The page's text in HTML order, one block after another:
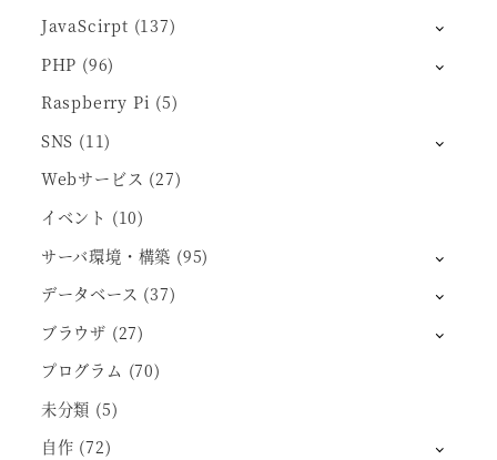
JavaScirpt (137)
PHP (96)
Raspberry Pi (5)
SNS (11)
Webサービス (27)
イベント (10)
サーバ環境・構築 (95)
データベース (37)
ブラウザ (27)
プログラム (70)
未分類 (5)
自作 (72)